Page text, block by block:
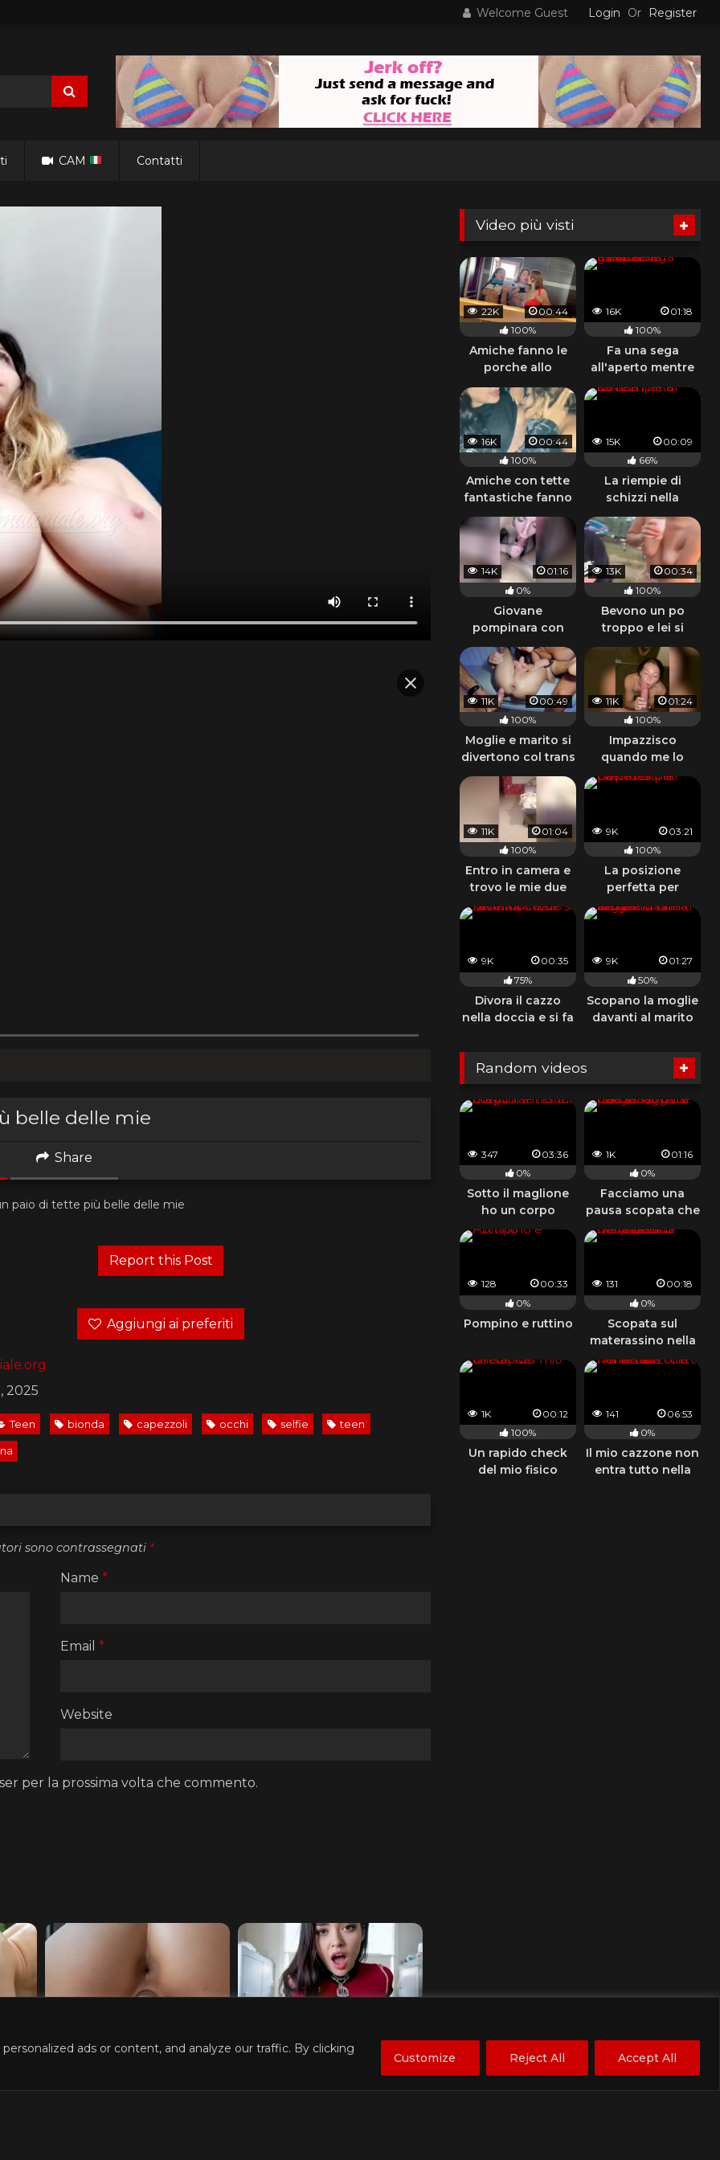
ads or content, and analyze our traffic. By clicking
Customize Reject All Accept All
Welcome Guest Login Or
Register
CAM Contatti
belle delle mie
Share
paio di tette più belle delle mie
Aggiungi ai preferiti
2025
Teen bionda capezzoli occhi selfie teen
sono contrassegnati *
Name*
Email*
Website
per la prossima volta che commento.
AI Slut Generator - Bring
Turn Your Fantasies into
Video più visti
22K
00:44
100%
Amiche fanno le
porche allo
specchio del
bagno
16K
01:18
100%
Fa una sega
all'aperto mentre
le amiche la
16K
00:44
100%
Amiche con tette
fantastiche fanno
le porche lesbiche
e fumano
15K
00:09
66%
La riempie di
schizzi nella
doccia
14K
01:16
0%
Giovane
pompinara con
tette da urlo
13K
00:34
100%
Bevono un po
troppo e lei si
denuda davanti
agli amici
11K
00:49
100%
Moglie e marito si
divertono col trans
11K
01:24
100%
Impazzisco
quando me lo
succhia
guardandomi con
11K
01:04
100%
Entro in camera e
trovo le mie due
amiche così
9K
03:21
100%
La posizione
perfetta per
prenderlo in culo
9K
00:35
75%
Divora il cazzo
nella doccia e si fa
9K
01:27
50%
Scopano la moglie
davanti al marito
Random videos
347
03:36
0%
Sotto il maglione
ho un corpo
fantastico
1K
01:16
0%
Facciamo una
pausa scopata che
il viaggio è lungo
128
00:33
0%
Pompino e ruttino
131
00:18
0%
Scopata sul
materassino nella
piscina dell'hotel
1K
00:12
100%
Un rapido check
del mio fisico
141
06:53
0%
Il mio cazzone non
entra tutto nella